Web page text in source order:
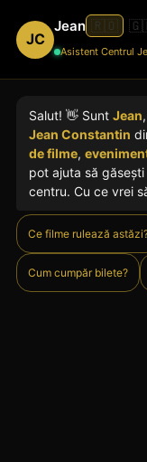
JC
Jean 🇷🇴
Asistent Centrul
Salut! 👋 Sunt Jean
Jean Constantin
de filme,
pot ajuta să
centru. Cu ce vrei
Ce filme rulează
Cum cumpăr bilete?